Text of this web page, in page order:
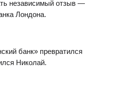
служащим
секреты;
несовместимого